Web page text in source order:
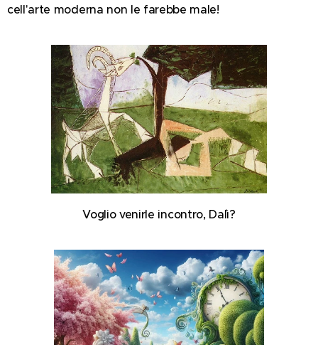
cell'arte moderna non le farebbe male!
Voglio venirle incontro, Dalì?